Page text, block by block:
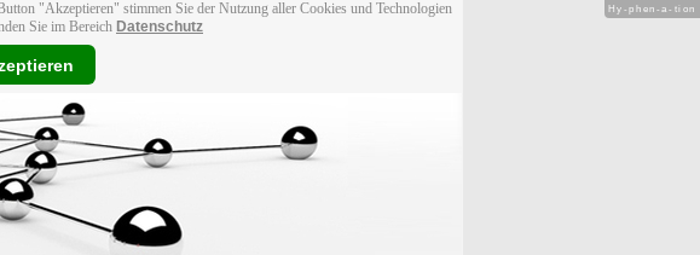
"Akzeptieren" stimmen Sie der Nutzung aller Cookies und Technologien
Sie im Bereich Datenschutz
Hy-phen-a-tion